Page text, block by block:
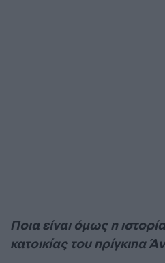
Ποια είναι όμως η
κατοικίας του πρίγκιπα